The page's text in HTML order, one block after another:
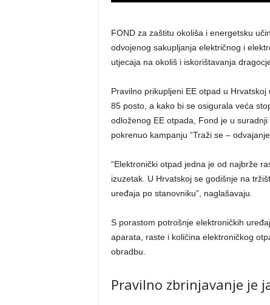
FOND za zaštitu okoliša i energetsku
odvojenog sakupljanja električnog i
utjecaja na okoliš i iskorištavanja
Pravilno prikupljeni EE otpad u
85 posto, a kako bi se osigurala veća
odloženog EE otpada, Fond je u
pokrenuo kampanju “Traži se – odvajanje
“Elektronički otpad jedna je od najbrže
izuzetak. U Hrvatskoj se godišnje na
uređaja po stanovniku”, naglašavaju.
S porastom potrošnje elektroničkih
aparata, raste i količina elektroničkog
obradbu.
Pravilno zbrinjavanje je